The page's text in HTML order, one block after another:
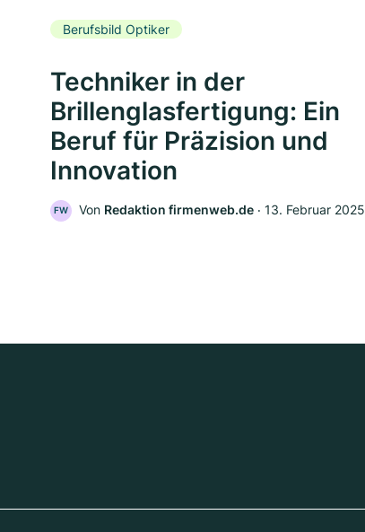
Berufsbild Optiker
Techniker in der
Brillenglasfertigung: Ein
Beruf für Präzision und
Innovation
FW Von Redaktion firmenweb.de ‧ 13. Februar 2025